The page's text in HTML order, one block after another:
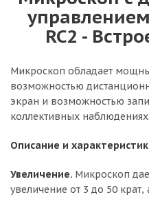
RC2 -
Микроскоп обладает
возможностью
экран и возможностью
коллективных наблюдениях.
Описание и
Увеличение. Микроскоп
увеличение от 3 до 50